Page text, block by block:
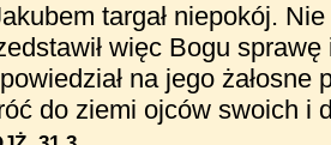
targał niepokój.
więc Bogu
na jego żałosne
do ziemi ojców swoich i